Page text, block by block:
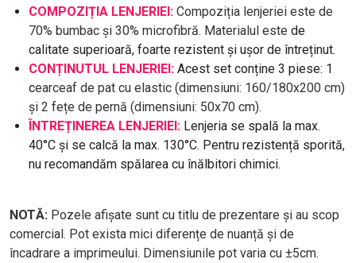
COMPOZIȚIA LENJERIEI: Compoziția lenjeriei este de
70% bumbac și 30% microfibră. Materialul este de
calitate superioară, foarte rezistent și ușor de întreținut.
CONȚINUTUL LENJERIEI: Acest set conține 3 piese: 1
cearceaf de pat cu elastic (dimensiuni: 160/180x200 cm)
și 2 fețe de pernă (dimensiuni: 50x70 cm).
ÎNTREȚINEREA LENJERIEI: Lenjeria se spală la max.
40°C și se calcă la max. 130°C. Pentru rezistență sporită,
nu recomandăm spălarea cu înălbitori chimici.
NOTĂ: Pozele afișate sunt cu titlu de prezentare și au scop
comercial. Pot exista mici diferențe de nuanță și de
încadrare a imprimeului. Dimensiunile pot varia cu ±5cm.